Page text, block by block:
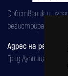
Собственик и
регистрирана на
Адрес на
Град Дупница,